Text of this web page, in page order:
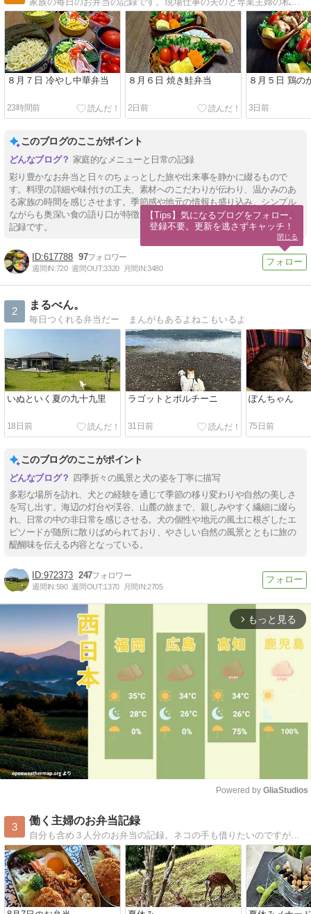
８月７日 冷やし中華弁当
23時間前
８月６日 焼き鮭弁当
2日前
８月５日 鶏の
3日前
このブログのここがポイント
家庭的なメニューと日常の記録
彩り豊かなお弁当と日々のちょっとした旅や出来事を静かに綴るもので
す。料理の詳細や味付けの工夫、素材へのこだわりが伝わり、温かみのあ
る家族の時間を感じさせます。季節感や地元の情報も盛り込み、シンプル
ながらも奥深い食の語り口が特徴。日々の暮らしに彩りを添える心温まる
記録です。
617788 97
週間IN:720 週間OUT:3320 月間IN:3480
2
まるべん。
毎日つくれる弁当だー まんがもあるよねこもいるよ
いぬといく夏の九十九里
18日前
ラゴットとポルチーニ
31日前
ぽんちゃん
75日前
このブログのここがポイント
四季折々の風景と犬の姿を丁寧に描写
多彩な場所を訪れ、犬との経験を通じて季節の移り変わりや自然の美しさ
を写し出す。海辺の灯台や渓谷、山麓の旅まで、親しみやすく繊細に綴ら
れ、日常の中の非日常を感じさせる。犬の個性や地元の風土に根ざしたエ
ピソードが随所に散りばめられており、やさしい自然の風景とともに旅の
醍醐味を伝える内容となっている。
972373 247
週間IN:590 週間OUT:1370 月間IN:2705
arrow_forward_ios もっと見る
Powered by GliaStudios
3
働く主婦のお弁当記録
自分も含め３人分のお弁当の記録。ネコの手も借りたいのですが事務所にネコ２匹います。
【Tips】気になるブログをフォロー。
登録不要。更新を逃さずキャッチ！
閉じる